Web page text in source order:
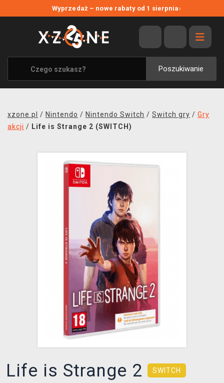
Wyprzedaż – nowe rabaty od 1 sierpnia›
Poszukiwanie
WYPRZEDAŻ
WSZYSTKIE MARKI
XZONE ORIGINALS
UBRANIA I AKCESORIA
SOUNDTRACKI
xzone.pl / Nintendo / Nintendo Switch / Switch gry / Gry
akcji / Life is Strange 2 (SWITCH)
Life is Strange 2 SWITCH